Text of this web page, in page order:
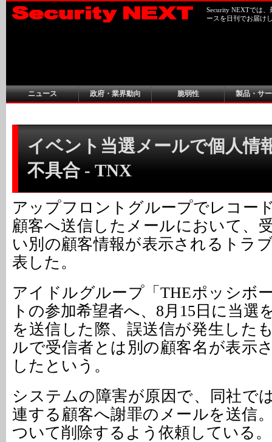
Security NEXTでは
ースを日刊でお届け
ニュース 政府・業界動向 脆弱性 製品・サ
イベント当選メールで個人情
不具合 - TNX
アップフロントグループでレコー
顧客へ送信したメールにおいて、
い別の顧客情報が表示されるトラ
表した。
アイドルグループ「THEポッシボ
トの参加希望者へ、8月15日に当選
を送信した際、誤送信が発生した
ルで受信者とは別の顧客名が表示
したという。
システムの障害が原因で、同社で
連する顧客へ謝罪のメールを送信
ついて削除するよう依頼している。